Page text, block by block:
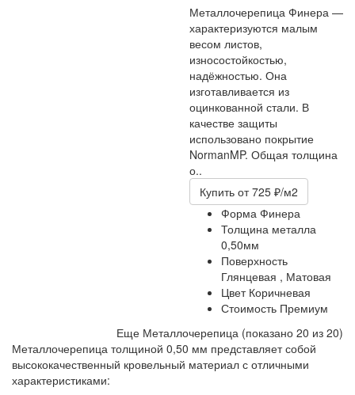
Металлочерепица Финера —
характеризуются малым
весом листов,
износостойкостью,
надёжностью. Она
изготавливается из
оцинкованной стали. В
качестве защиты
использовано покрытие
NormanMP. Общая толщина
о..
Купить от 725 ₽/м2
Форма Финера
Толщина металла
0,50мм
Поверхность
Глянцевая , Матовая
Цвет Коричневая
Стоимость Премиум
Еще Металлочерепица (показано 20 из 20)
Металлочерепица толщиной 0,50 мм представляет собой
высококачественный кровельный материал с отличными
характеристиками: